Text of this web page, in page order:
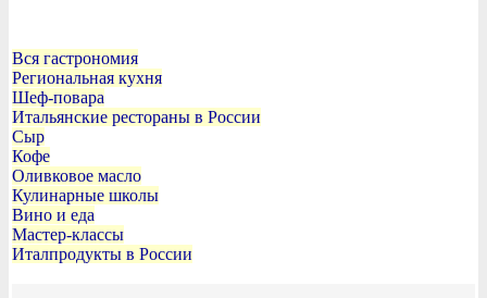
Вся гастрономия
Региональная кухня
Шеф-повара
Итальянские рестораны в России
Сыр
Кофе
Оливковое масло
Кулинарные школы
Вино и еда
Мастер-классы
Италпродукты в России